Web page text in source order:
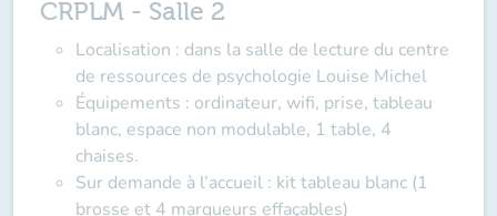
CRPLM - Salle 2
Localisation : dans la salle de lecture du centre
de ressources de psychologie Louise Michel
Équipements : ordinateur, wifi, prise, tableau
blanc, espace non modulable, 1 table, 4
chaises.
Sur demande à l’accueil : kit tableau blanc (1
brosse et 4 marqueurs effaçables)